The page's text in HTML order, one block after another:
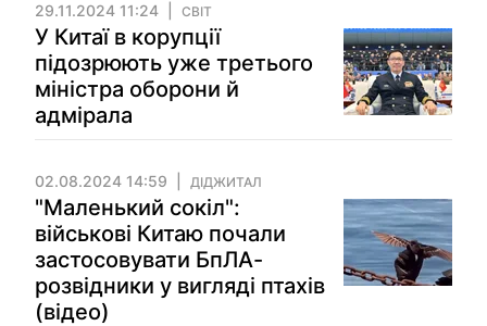
29.11.2024 11:24 СВІТ
У Китаї в корупції
підозрюють уже третього
міністра оборони й
адмірала
02.08.2024 14:59 ДІДЖИТАЛ
"Маленький сокіл":
військові Китаю почали
застосовувати БпЛА-
розвідники у вигляді птахів
(відео)